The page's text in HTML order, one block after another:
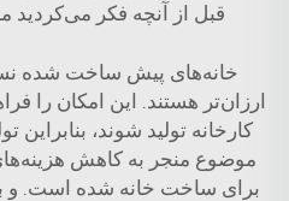
قبل از آنچه فکر
خانه‌های پیش ساخت شده
ارزان‌تر هستند. این امکان را
کارخانه تولید شوند، بنابراین
موضوع منجر به کاهش
برای ساخت خانه شده است. و